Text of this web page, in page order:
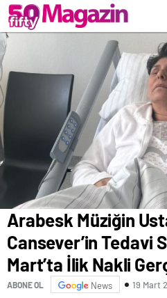
Gerçekleşecek
Arabesk Müziğin
Cansever’in Tedavi
Mart’ta İlik Nakli
ABONE OL News 19 Mart